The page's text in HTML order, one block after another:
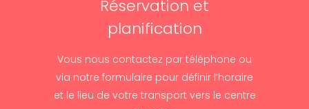
Réservation et
planification
Vous nous contactez par téléphone ou
via notre formulaire pour définir l’horaire
et le lieu de votre transport vers le centre